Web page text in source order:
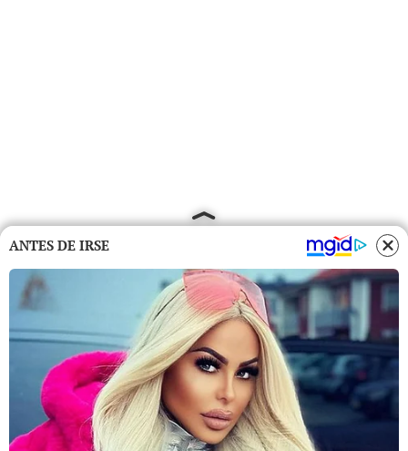
ANTES DE IRSE